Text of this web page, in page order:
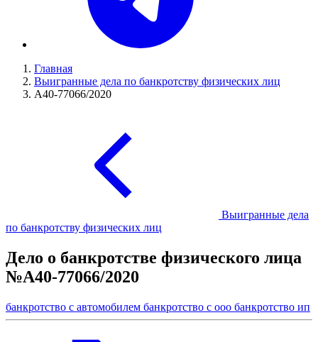
Главная
Выигранные дела по банкротству физических лиц
А40-77066/2020
Выигранные дела
по банкротству физических лиц
Дело о банкротстве физического лица
№А40-77066/2020
банкротство с автомобилем банкротство с ооо банкротство ип